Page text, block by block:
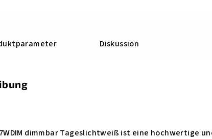
Diskussion
dimmbar Tageslichtweiß ist eine hochwertige